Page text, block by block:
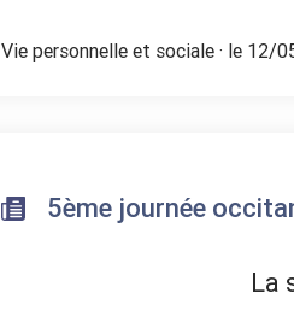
Vie personnelle et sociale · le 12/
5ème journée
La